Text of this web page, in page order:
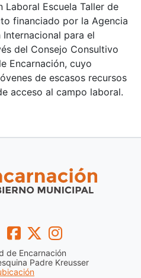
Escuela Taller de
financiado por la Agencia
para el
del Consejo Consultivo
Encarnación, cuyo
de escasos recursos
acceso al campo laboral.
de Encarnación
Padre Kreusser